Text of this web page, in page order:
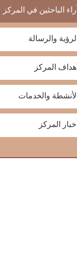
آراء الباحثين في المركز
الرؤية والرسالة
أهداف المركز
الأنشطة والخدمات
أخبار المركز